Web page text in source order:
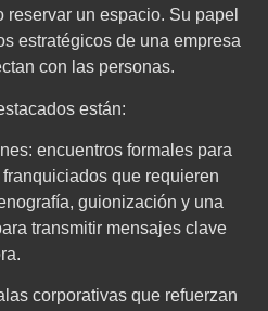
un espacio. Su papel
estratégicos de una empresa
con las personas.
están:
encuentros formales para
que requieren
guionización y una
transmitir mensajes clave
corporativas que refuerzan